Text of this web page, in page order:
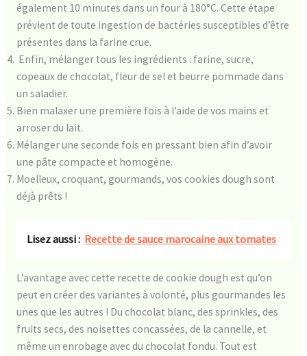
également 10 minutes dans un four à 180°C. Cette étape
prévient de toute ingestion de bactéries susceptibles d’être
présentes dans la farine crue.
Enfin, mélanger tous les ingrédients : farine, sucre,
copeaux de chocolat, fleur de sel et beurre pommade dans
un saladier.
Bien malaxer une première fois à l’aide de vos mains et
arroser du lait.
Mélanger une seconde fois en pressant bien afin d’avoir
une pâte compacte et homogène.
Moelleux, croquant, gourmands, vos cookies dough sont
déjà prêts !
Lisez aussi : Recette de sauce marocaine aux tomates
L’avantage avec cette recette de cookie dough est qu’on
peut en créer des variantes à volonté, plus gourmandes les
unes que les autres ! Du chocolat blanc, des sprinkles, des
fruits secs, des noisettes concassées, de la cannelle, et
même un enrobage avec du chocolat fondu. Tout est